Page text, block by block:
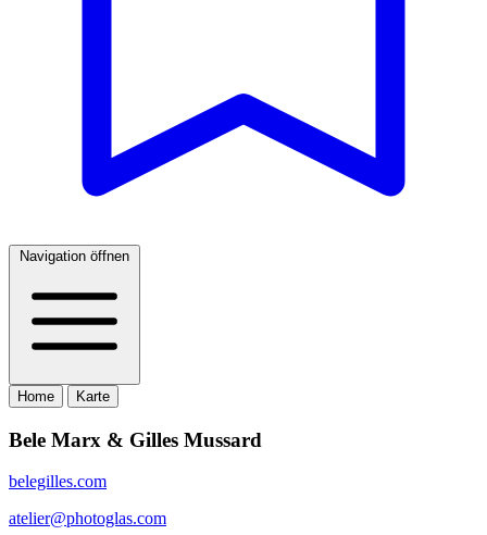
Navigation öffnen
Home Karte
Bele Marx & Gilles Mussard
belegilles.com
atelier@photoglas.com